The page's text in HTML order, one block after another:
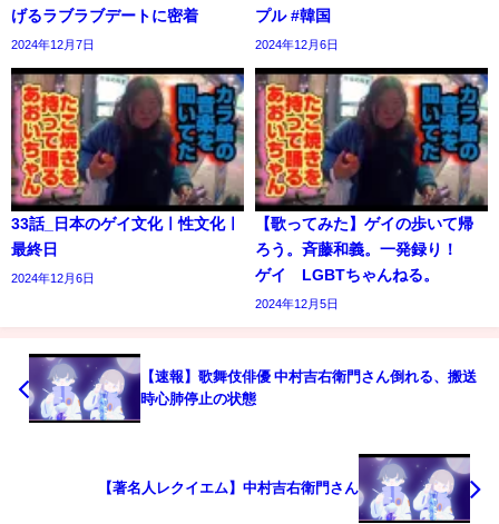
げるラブラブデートに密着
2024年12月7日
プル #韓国
2024年12月6日
33話_日本のゲイ文化ㅣ性文化ㅣ
最終日
2024年12月6日
【歌ってみた】ゲイの歩いて帰
ろう。斉藤和義。一発録り！
ゲイ LGBTちゃんねる。
2024年12月5日
【速報】歌舞伎俳優 中村吉右衛門さん倒れる、搬送
時心肺停止の状態
【著名人レクイエム】中村吉右衛門さん